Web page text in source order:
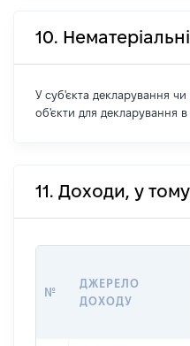
10.
У суб'єкта декларування чи
об'єкти для декларування в
11. Доходи, у
№
ДЖЕРЕЛО
ДОХОДУ